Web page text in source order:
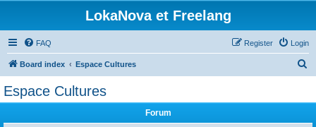
LokaNova et Freelang
FAQ Login
Register
Board index Espace Cultures
Espace Cultures
Forum